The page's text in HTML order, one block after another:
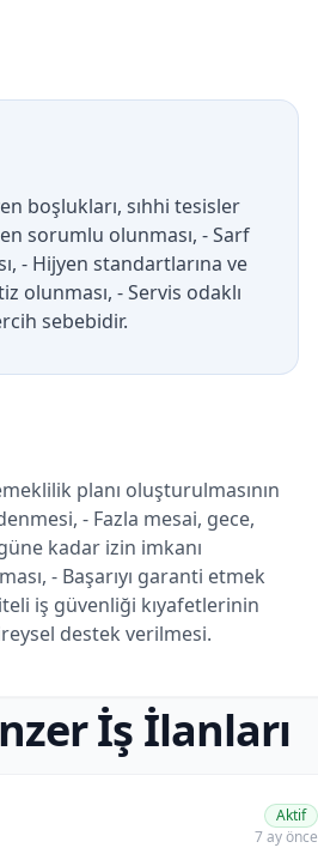
boşlukları, sıhhi tesisler
sorumlu olunması, - Sarf
- Hijyen standartlarına ve
olunması, - Servis odaklı
sebebidir.
planı oluşturulmasının
- Fazla mesai, gece,
kadar izin imkanı
- Başarıyı garanti etmek
iş güvenliği kıyafetlerinin
destek verilmesi.
İş İlanları
Aktif
7 ay önce